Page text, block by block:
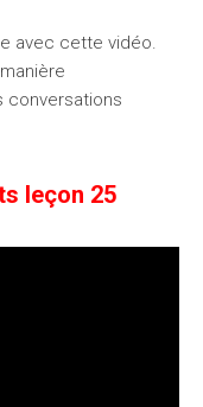
avec cette vidéo.
conversations
leçon 25